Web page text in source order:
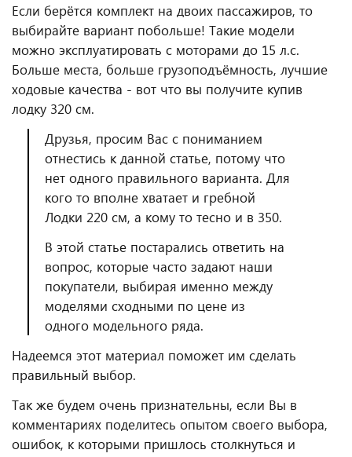
Если берётся комплект на двоих пассажиров, то
выбирайте вариант побольше! Такие модели
можно эксплуатировать с моторами до 15 л.с.
Больше места, больше грузоподъёмность, лучшие
ходовые качества - вот что вы получите купив
лодку 320 см.
Друзья, просим Вас с пониманием
отнестись к данной статье, потому что
нет одного правильного варианта. Для
кого то вполне хватает и гребной
Лодки 220 см, а кому то тесно и в 350.
В этой статье постарались ответить на
вопрос, которые часто задают наши
покупатели, выбирая именно между
моделями сходными по цене из
одного модельного ряда.
Надеемся этот материал поможет им сделать
правильный выбор.
Так же будем очень признательны, если Вы в
комментариях поделитесь опытом своего выбора,
ошибок, к которыми пришлось столкнуться и